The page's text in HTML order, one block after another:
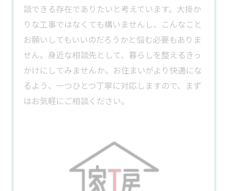
談できる存在でありたいと考えています。大掛か
りな工事ではなくても構いませんし、こんなこと
お願いしてもいいのだろうかと悩む必要もありま
せん。身近な相談先として、暮らしを整えるきっ
かけにしてみませんか。お住まいがより快適にな
るよう、一つひとつ丁寧に対応しますので、まず
はお気軽にご相談ください。